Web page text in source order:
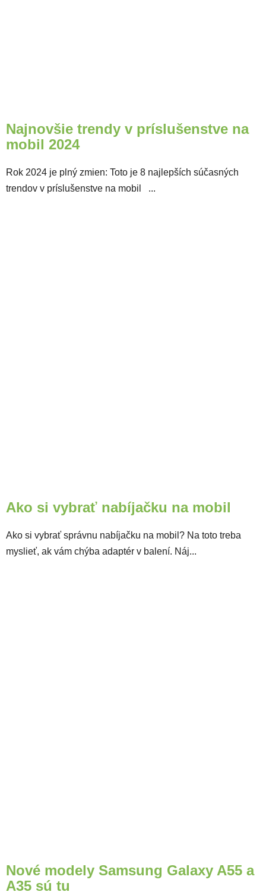
Najnovšie trendy v príslušenstve na
mobil 2024
Rok 2024 je plný zmien: Toto je 8 najlepších súčasných
trendov v príslušenstve na mobil ...
Ako si vybrať nabíjačku na mobil
Ako si vybrať správnu nabíjačku na mobil? Na toto treba
myslieť, ak vám chýba adaptér v balení. Náj...
Nové modely Samsung Galaxy A55 a
A35 sú tu